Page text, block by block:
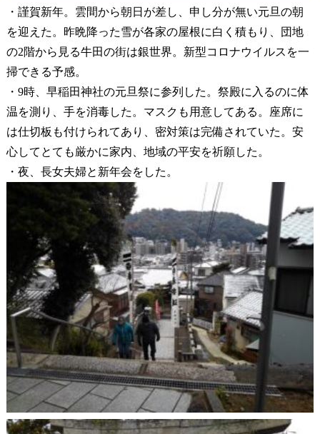
・謹賀新年。雲間から朝日が差し、申し分が無い元旦の朝
を迎えた。昨晩降った雪が各家の屋根に白く積もり、団地
の2階から見る牛田の街は銀世界。新型コロナウイルスを一
掃できる予感。
・9時、早稲田神社の元旦祭に参列した。祭殿に入るのに体
温を測り、手を消毒した。マスクも用意してある。座席に
は仕切板も付けられてあり、密対策は完備されていた。安
心してとても厳かに家内、地域の平安を祈願した。
・夜、長女夫婦と新年会をした。